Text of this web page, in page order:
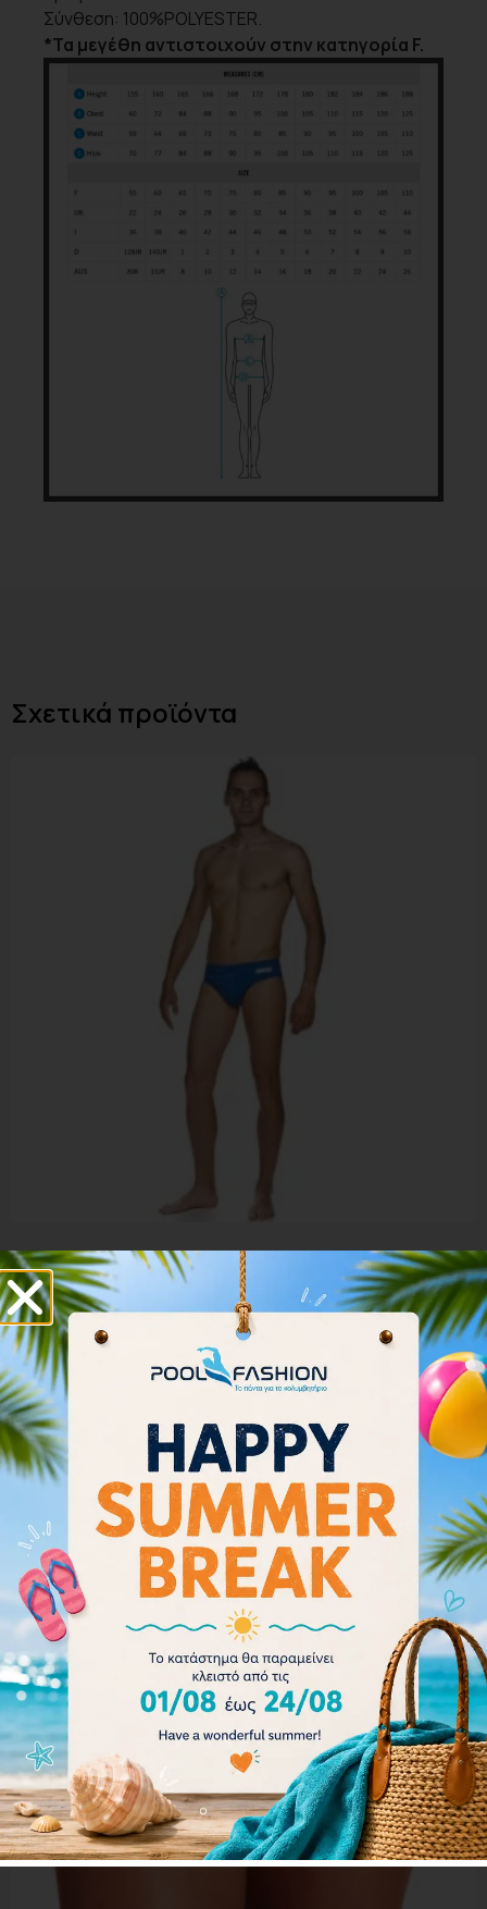
Σύνθεση: 100%POLYESTER.
*Τα μεγέθη αντιστοιχούν στην κατηγορία F.
Σχετικά προϊόντα
Arena Men’s Team Swim Briefs Solid 004773-720
26.00€
23.40